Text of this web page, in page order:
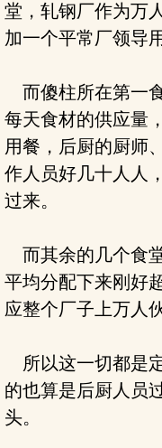
堂，轧钢厂作为万
加一个平常厂领导
而傻柱所在第一
每天食材的供应量
用餐，后厨的厨师
作人员好几十人人
过来。
而其余的几个食
平均分配下来刚好
应整个厂子上万人
所以这一切都是
的也算是后厨人员
头。